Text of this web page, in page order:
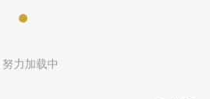
努力加载中